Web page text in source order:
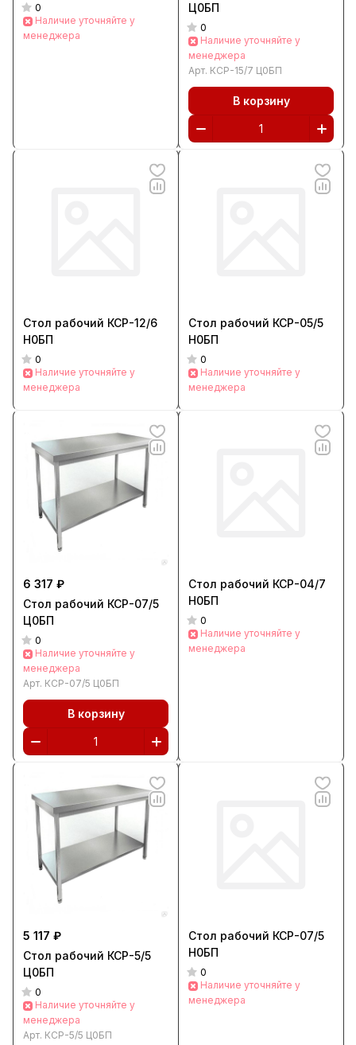
0
Наличие уточняйте у
менеджера
Ц0БП
0
Наличие уточняйте у
менеджера
Арт. КСР-15/7 Ц0БП
В корзину
Стол рабочий КСР-12/6
Н0БП
0
Наличие уточняйте у
менеджера
Стол рабочий КСР-05/5
Н0БП
0
Наличие уточняйте у
менеджера
6 317 ₽
Стол рабочий КСР-07/5
Ц0БП
0
Наличие уточняйте у
менеджера
Арт. КСР-07/5 Ц0БП
В корзину
Стол рабочий КСР-04/7
Н0БП
0
Наличие уточняйте у
менеджера
5 117 ₽
Стол рабочий КСР-5/5
Ц0БП
0
Наличие уточняйте у
менеджера
Арт. КСР-5/5 Ц0БП
Стол рабочий КСР-07/5
Н0БП
0
Наличие уточняйте у
менеджера